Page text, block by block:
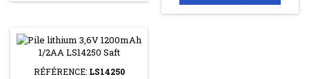
RÉFÉRENCE: LS14250